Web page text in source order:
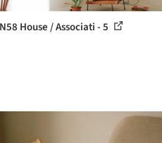
House / Associati - 5